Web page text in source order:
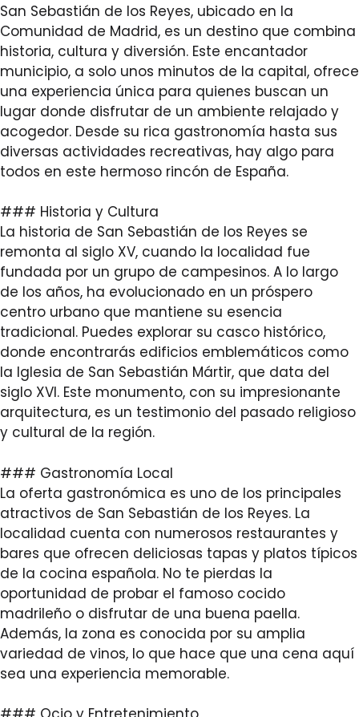
San Sebastián de los Reyes, ubicado en la
Comunidad de Madrid, es un destino que combina
historia, cultura y diversión. Este encantador
municipio, a solo unos minutos de la capital, ofrece
una experiencia única para quienes buscan un
lugar donde disfrutar de un ambiente relajado y
acogedor. Desde su rica gastronomía hasta sus
diversas actividades recreativas, hay algo para
todos en este hermoso rincón de España.
### Historia y Cultura
La historia de San Sebastián de los Reyes se
remonta al siglo XV, cuando la localidad fue
fundada por un grupo de campesinos. A lo largo
de los años, ha evolucionado en un próspero
centro urbano que mantiene su esencia
tradicional. Puedes explorar su casco histórico,
donde encontrarás edificios emblemáticos como
la Iglesia de San Sebastián Mártir, que data del
siglo XVI. Este monumento, con su impresionante
arquitectura, es un testimonio del pasado religioso
y cultural de la región.
### Gastronomía Local
La oferta gastronómica es uno de los principales
atractivos de San Sebastián de los Reyes. La
localidad cuenta con numerosos restaurantes y
bares que ofrecen deliciosas tapas y platos típicos
de la cocina española. No te pierdas la
oportunidad de probar el famoso cocido
madrileño o disfrutar de una buena paella.
Además, la zona es conocida por su amplia
variedad de vinos, lo que hace que una cena aquí
sea una experiencia memorable.